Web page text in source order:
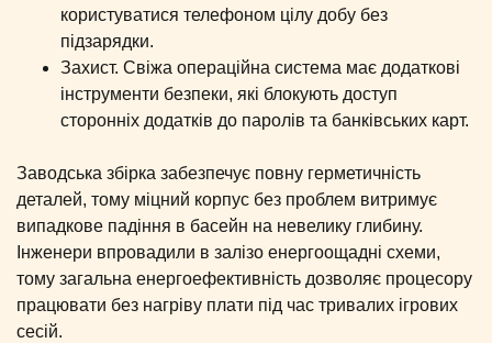
користуватися телефоном цілу добу без
підзарядки.
Захист. Свіжа операційна система має додаткові
інструменти безпеки, які блокують доступ
сторонніх додатків до паролів та банківських карт.
Заводська збірка забезпечує повну герметичність
деталей, тому міцний корпус без проблем витримує
випадкове падіння в басейн на невелику глибину.
Інженери впровадили в залізо енергоощадні схеми,
тому загальна енергоефективність дозволяє процесору
працювати без нагріву плати під час тривалих ігрових
сесій.